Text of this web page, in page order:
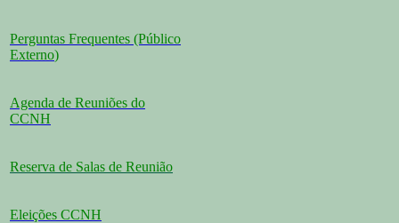
Perguntas Frequentes (Público
Externo)
Agenda de Reuniões do
CCNH
Reserva de Salas de Reunião
Eleições CCNH